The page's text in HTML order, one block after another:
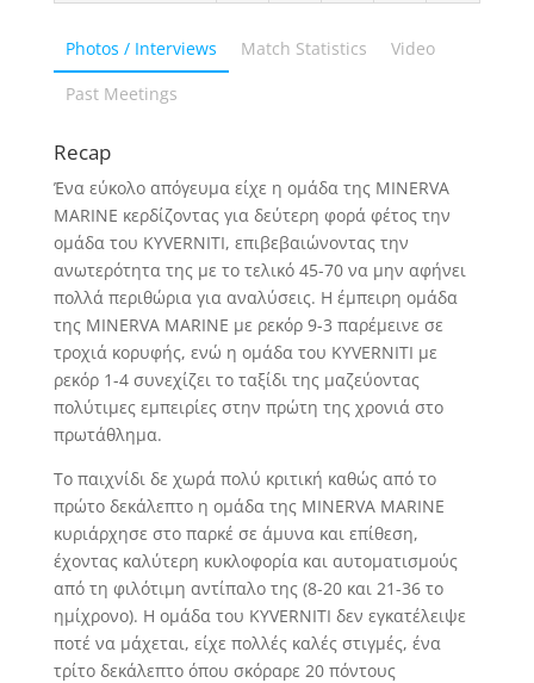
Photos / Interviews Match Statistics
Video
Past Meetings
Recap
Ένα εύκολο απόγευμα είχε η ομάδα της MINERVA
MARINE κερδίζοντας για δεύτερη φορά φέτος την
ομάδα του KYVERNITI, επιβεβαιώνοντας την
ανωτερότητα της με το τελικό 45-70 να μην αφήνει
πολλά περιθώρια για αναλύσεις. Η έμπειρη ομάδα
της MINERVA MARINE με ρεκόρ 9-3 παρέμεινε σε
τροχιά κορυφής, ενώ η ομάδα του KYVERNITI με
ρεκόρ 1-4 συνεχίζει το ταξίδι της μαζεύοντας
πολύτιμες εμπειρίες στην πρώτη της χρονιά στο
πρωτάθλημα.
Το παιχνίδι δε χωρά πολύ κριτική καθώς από το
πρώτο δεκάλεπτο η ομάδα της MINERVA MARINE
κυριάρχησε στο παρκέ σε άμυνα και επίθεση,
έχοντας καλύτερη κυκλοφορία και αυτοματισμούς
από τη φιλότιμη αντίπαλο της (8-20 και 21-36 το
ημίχρονο). Η ομάδα του KYVERNITI δεν εγκατέλειψε
ποτέ να μάχεται, είχε πολλές καλές στιγμές, ένα
τρίτο δεκάλεπτο όπου σκόραρε 20 πόντους